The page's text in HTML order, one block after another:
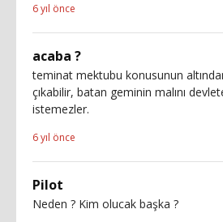
6 yıl önce
acaba ?
teminat mektubu konusunun
çıkabilir, batan geminin malını
istemezler.
6 yıl önce
Pilot
Neden ? Kim olucak başka ?